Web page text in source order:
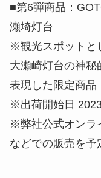
■第6弾商品：
瀬埼灯台
※観光スポットと
大瀬崎灯台の神秘
表現した限定商品
※出荷開始日
※弊社公式オンラ
などでの販売を予